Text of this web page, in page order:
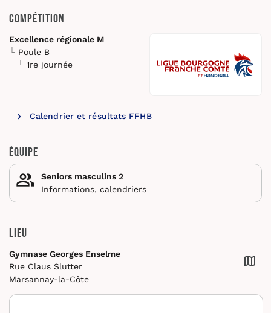
Compétition
Excellence régionale M
Poule B
1re journée
Calendrier et résultats FFHB
Équipe
Seniors masculins 2
Informations, calendriers
Lieu
Gymnase Georges Enselme
Rue Claus Slutter
Marsannay-la-Côte